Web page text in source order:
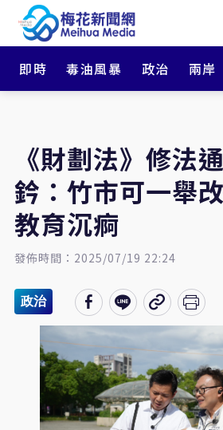
即時 毒油風暴 政治 兩岸
《財劃法》修法
鈐：竹市可一舉
教育沉痾
發佈時間：2025/07/19 22:24
政治